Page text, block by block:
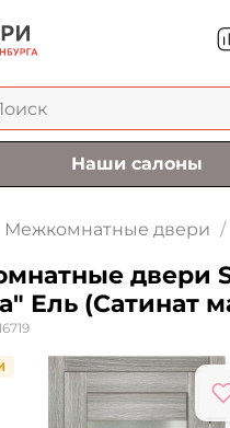
Наши салоны
Межкомнатные двери
двери
Ель (Сатинат